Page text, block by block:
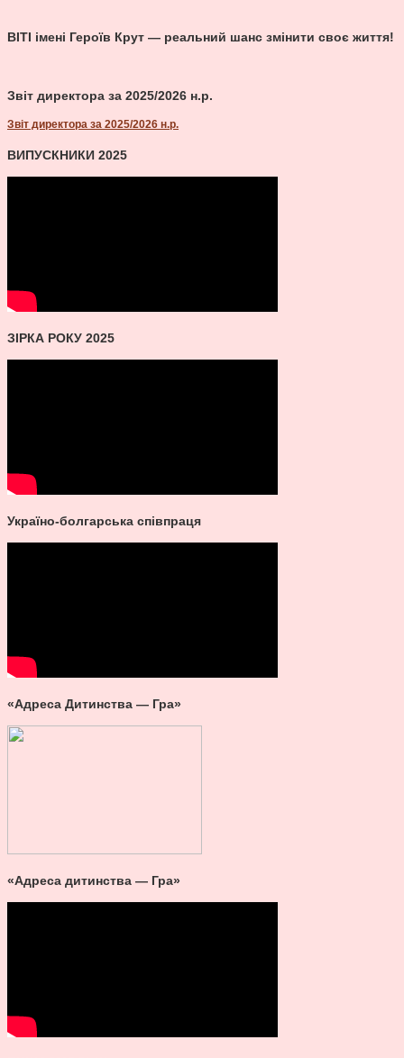
ВІТІ імені Героїв Крут — реальний шанс змінити своє життя!
Звіт директора за 2025/2026 н.р.
Звіт директора за 2025/2026 н.р.
ВИПУСКНИКИ 2025
ЗІРКА РОКУ 2025
Україно-болгарська співпраця
«Адреса Дитинства — Гра»
«Адреса дитинства — Гра»